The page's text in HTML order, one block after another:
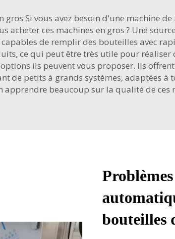
Si vous avez besoin d'une machine
acheter ces machines en gros ? Une
de remplir des bouteilles avec
ce qui peut être très utile pour
ils peuvent vous proposer. Ils
de petits à grands systèmes, adaptées à
apprendre beaucoup sur la qualité de
bouteilles